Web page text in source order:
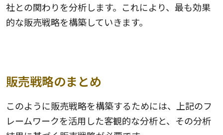
社との関わりを分析します。これにより、最も効果
的な販売戦略を構築していきます。
販売戦略のまとめ
このように販売戦略を構築するためには、上記のフ
レームワークを活用した客観的な分析と、その分析